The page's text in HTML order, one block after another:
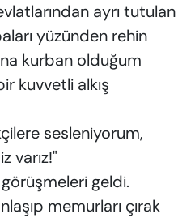
ayrı tutulan
yüzünden rehin
kurban olduğum
kuvvetli alkış
sesleniyorum,
varız!"
geldi.
memurları çırak